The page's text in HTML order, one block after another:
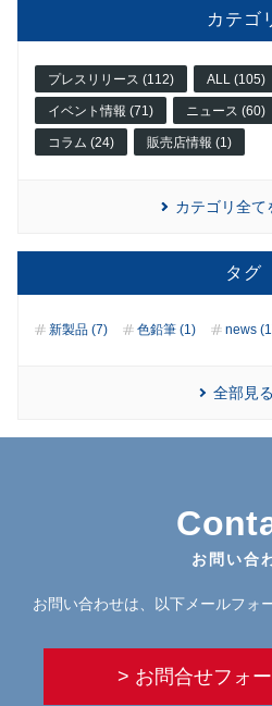
カテゴ
プレスリリース (112) ALL (105)
イベント情報 (71) ニュース (60)
コラム (24) 販売店情報 (1)
カテゴリ全て
タグ
新製品 (7) 色鉛筆 (1) news
全部見る
お問い合
お問い合わせは、以下メールフォ
> お問合せフォ